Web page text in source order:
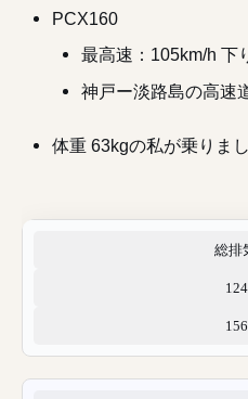
PCX160
最高速：105km/h 下
神戸ー淡路島の高速
体重 63kgの私が乗りま
総排